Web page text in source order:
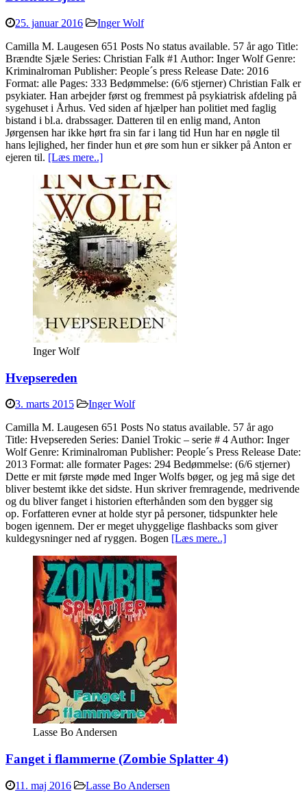
25. januar 2016
Inger Wolf
Camilla M. Laugesen 651 Posts No status available. 57 år ago Title:
Brændte Sjæle Series: Christian Falk #1 Author: Inger Wolf Genre:
Kriminalroman Publisher: People´s press Release Date: 2016
Format: alle Pages: 333 Bedømmelse: (6/6 stjerner) Christian Falk er
psykiater. Han arbejder først og fremmest på psykiatrisk afdeling på
sygehuset i Århus. Ved siden af hjælper han politiet med faglig
bistand i bl.a. drabssager. Datteren til en enlig mand, Anton
Jørgensen har ikke hørt fra sin far i lang tid Hun har en nøgle til
hans lejlighed, her finder hun et øre som hun er sikker på Anton er
ejeren til. [Læs mere..]
Inger Wolf
Hvepsereden
3. marts 2015
Inger Wolf
Camilla M. Laugesen 651 Posts No status available. 57 år ago
Title: Hvepsereden Series: Daniel Trokic – serie # 4 Author: Inger
Wolf Genre: Kriminalroman Publisher: People´s Press Release Date:
2013 Format: alle formater Pages: 294 Bedømmelse: (6/6 stjerner)
Dette er mit første møde med Inger Wolfs bøger, og jeg må sige det
bliver bestemt ikke det sidste. Hun skriver fremragende, medrivende
og du bliver fanget i historien efterhånden som den bygger sig
op. Forfatteren evner at holde styr på personer, tidspunkter hele
bogen igennem. Der er meget uhyggelige flashbacks som giver
kuldegysninger ned af ryggen. Bogen [Læs mere..]
Lasse Bo Andersen
Fanget i flammerne (Zombie Splatter 4)
11. maj 2016
Lasse Bo Andersen